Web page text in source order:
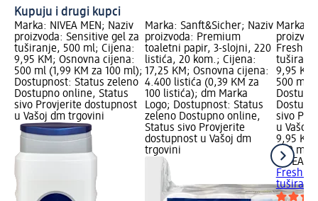
Kupuju i drugi kupci
Marka: NIVEA MEN; Naziv
proizvoda: Sensitive gel za
tuširanje, 500 ml; Cijena:
9,95 KM; Osnovna cijena:
500 ml (1,99 KM za 100 ml);
Dostupnost: Status zeleno
Dostupno online, Status
sivo Provjerite dostupnost
u Vašoj dm trgovini
Marka: Sanft&Sicher; Naziv
proizvoda: Premium
toaletni papir, 3-slojni, 220
listića, 20 kom.; Cijena:
17,25 KM; Osnovna cijena:
4.400 listića (0,39 KM za
100 listića); dm Marka
Logo; Dostupnost: Status
zeleno Dostupno online,
Status sivo Provjerite
dostupnost u Vašoj dm
trgovini
Marka:
Fresh
9,95
500 ml
sivo
u Vašoj
9,95 KM
500 ml
NIVEA
Fresh